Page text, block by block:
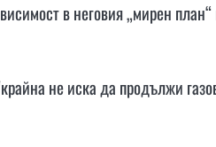
в неговия „мирен
не иска да продължи